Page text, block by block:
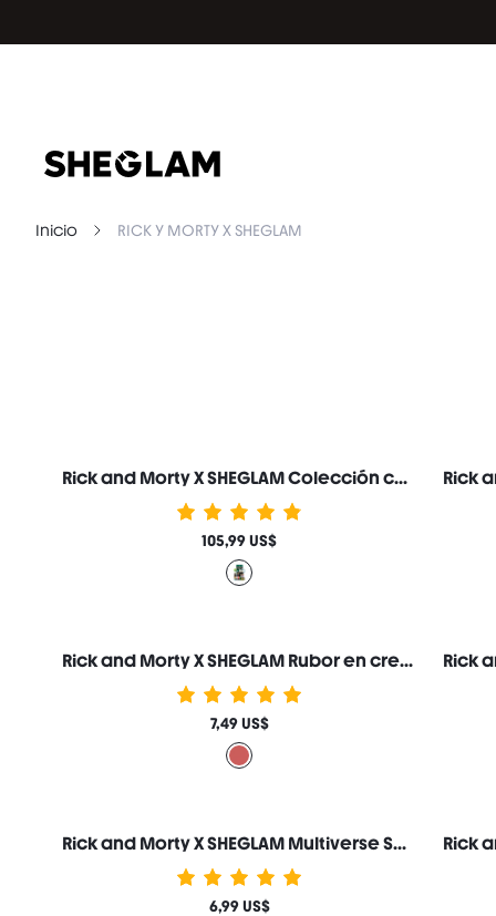
Inicio RICK Y MORTY X SHEGLAM
Rick and Morty X SHEGLAM Colección completa
105,99 US$
Rick and Morty X SHEGLAM Rubor en crema Mr. Sanchez
7,49 US$
Rick and Morty X SHEGLAM Multiverse Swirl Brillo de Labios-Rick Prime
6,99 US$